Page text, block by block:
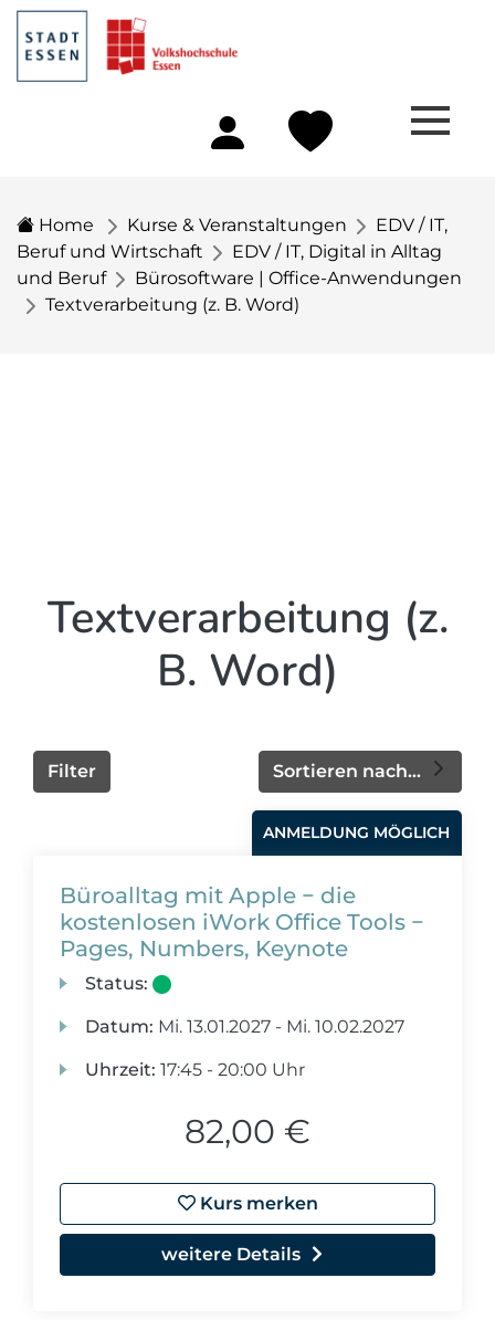
Home Kurse & Veranstaltungen
EDV / IT,
Beruf und Wirtschaft
EDV / IT, Digital in Alltag
und Beruf
Bürosoftware | Office-Anwendungen
Textverarbeitung (z. B. Word)
Textverarbeitung (z.
B. Word)
Sortieren nach...
Filter
ANMELDUNG MÖGLICH
Büroalltag mit Apple − die
kostenlosen iWork Office Tools −
Pages, Numbers, Keynote
Status:
Datum: Mi. 13.01.2027 - Mi. 10.02.2027
Uhrzeit: 17:45 - 20:00 Uhr
82,00 €
Kurs merken
weitere Details